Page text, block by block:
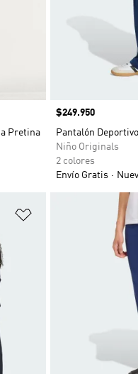
Pretina
Precio
$249.950
Pantalón
Niño Originals
2 colores
Envío Gratis
Añadir a la lista de